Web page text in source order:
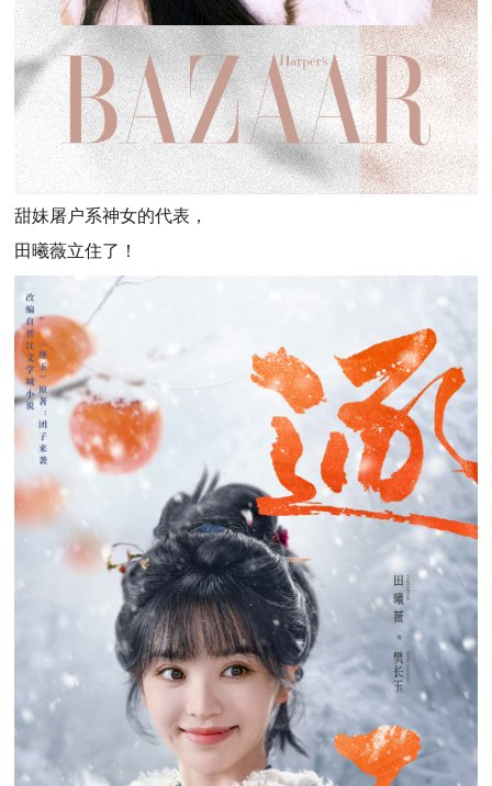
甜妹屠户系神女的代表，
田曦薇立住了！